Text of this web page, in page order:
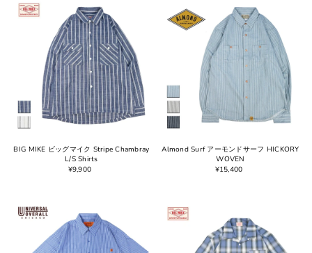
BIG MIKE ビッグマイク Stripe Chambray
L/S Shirts
¥9,900
Almond Surf アーモンドサーフ HICKORY
WOVEN
¥15,400